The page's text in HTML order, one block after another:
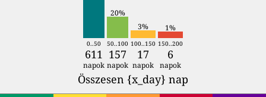
20%
3%
1%
0..50 50..100 100..150 150..200
611 157 17 6
napok napok napok napok
Összesen {x_day} nap